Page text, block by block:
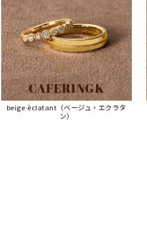
beige èclatant（ベージュ・エクラタ
ン）